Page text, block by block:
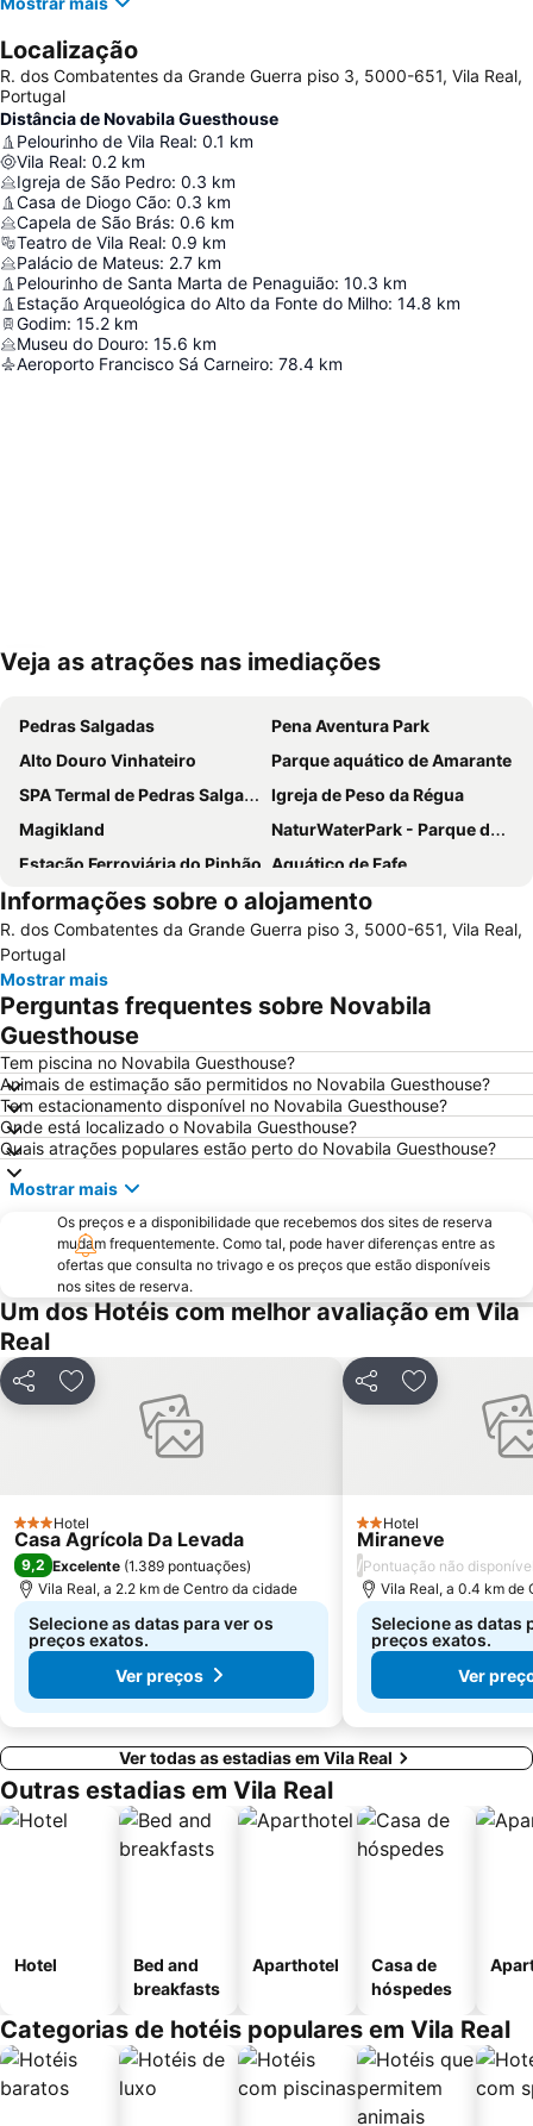
Localização
R. dos Combatentes da Grande Guerra piso 3, 5000-651, Vila Real,
Portugal
Distância de Novabila Guesthouse
Pelourinho de Vila Real: 0.1 km
Vila Real: 0.2 km
Igreja de São Pedro: 0.3 km
Casa de Diogo Cão: 0.3 km
Capela de São Brás: 0.6 km
Teatro de Vila Real: 0.9 km
Palácio de Mateus: 2.7 km
Pelourinho de Santa Marta de Penaguião: 10.3 km
Estação Arqueológica do Alto da Fonte do Milho: 14.8 km
Godim: 15.2 km
Museu do Douro: 15.6 km
Aeroporto Francisco Sá Carneiro: 78.4 km
Ampliar mapa
Veja as atrações nas imediações
Pedras Salgadas
Pena Aventura Park
Alto Douro Vinhateiro
Parque aquático de Amarante
SPA Termal de Pedras Salgadas
Igreja de Peso da Régua
Magikland
NaturWaterPark - Parque de Diversões do Douro
Estação Ferroviária do Pinhão Aquático de Fafe
Centro Histórico de Guimarães
Azurara Parque Aventura
Albufeira do Ermal
Estação Ferroviária de Régua
Igreja Matriz da Lixa
Cascata de Fisgas de Ermelo
Parque Natural do Alvão
Castelo de Lamego
Paróquia São Miguel das Caldas de Vizela
Núcleo Ferroviário de Arco de Baúlhe
Nossa Senhora do Carmo da Penha
Vila da Longra
Santuário de Nossa Senhora da Graça
Praia Fluvial da Folgosa
Santuário da Nossa Senhora do Porto de Ave
Solar do Vinho do Porto
Praia de Cepães
Dolce Vita Douro
Aeródromo de Vila Real
Caldas de Carlão
Palácio Vila Flor
Miradouro de São Leonardo da Galafura
Praça Santiago
Paço dos Duques de Bragança
Santuário de Santo António de Mixões da Serra
Negreiros e Guaranis
Informações sobre o alojamento
R. dos Combatentes da Grande Guerra piso 3, 5000-651, Vila Real,
Portugal
Mostrar mais
Perguntas frequentes sobre Novabila
Guesthouse
Tem piscina no Novabila Guesthouse?
Animais de estimação são permitidos no Novabila Guesthouse?
Tem estacionamento disponível no Novabila Guesthouse?
Onde está localizado o Novabila Guesthouse?
Quais atrações populares estão perto do Novabila Guesthouse?
Mostrar mais
Os preços e a disponibilidade que recebemos dos sites de reserva
mudam frequentemente. Como tal, pode haver diferenças entre as
ofertas que consulta no trivago e os preços que estão disponíveis
nos sites de reserva.
Um dos Hotéis com melhor avaliação em Vila
Real
PartilharAdicionar aos favoritos
3 Estrelas
Hotel
Casa Agrícola Da Levada
9,2 Excelente (1.389 pontuações)
Vila Real, a 2.2 km de Centro da cidade
Selecione as datas para ver os
preços exatos.
Ver preços
PartilharAdicionar
2 Estrelas
Hotel
Miraneve
/Pontuação não
Vila Real, a 0.4 km de
Selecione as datas
preços exatos.
Ver
Ver todas as estadias em Vila Real
Outras estadias em Vila Real
Hotel
Bed and
breakfasts
Aparthotel
Casa de
hóspedes
Categorias de hotéis populares em Vila Real